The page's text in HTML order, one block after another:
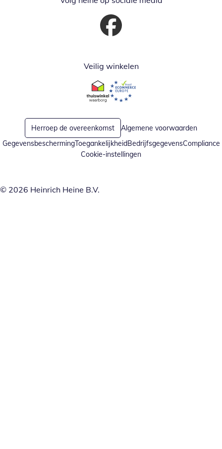
Opent in nieuw venster
Veilig winkelen
Opent in nieuw venster
Opent in nieuw venster
Herroep de overeenkomst
Algemene voorwaarden
GegevensbeschermingToegankelijkheidBedrijfsgegevensCompliance
Cookie-instellingen
© 2026 Heinrich Heine B.V.